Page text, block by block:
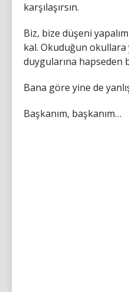
karşılaşırsın.
Biz, bize düşeni
kal. Okuduğun okullara
duygularına hapseden
Bana göre yine de
Başkanım, başkanım…